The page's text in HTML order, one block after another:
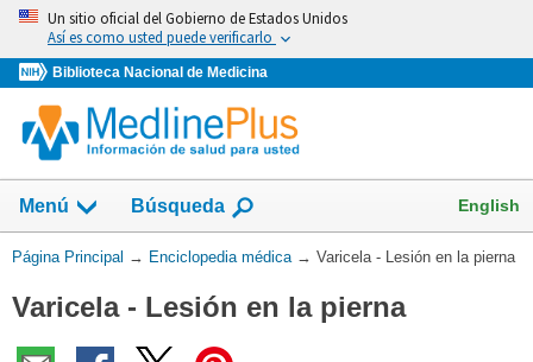
Omita
vaya
al
Contenido
Un sitio oficial del Gobierno de Estados Unidos
Así es como usted puede verificarlo
Biblioteca Nacional de Medicina
Menú Búsqueda English
Usted
aquí:
Página Principal → Enciclopedia médica → Varicela - Lesión en la pierna
Varicela - Lesión en la pierna